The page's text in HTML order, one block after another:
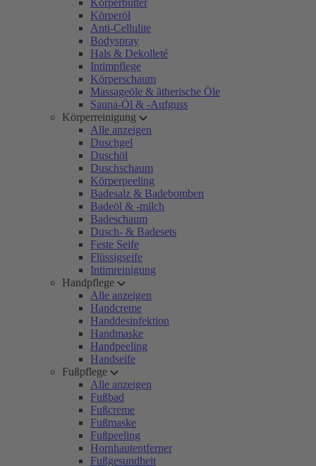
Körperbutter
Körperöl
Anti-Cellulite
Bodyspray
Hals & Dekolleté
Intimpflege
Körperschaum
Massageöle & ätherische Öle
Sauna-Öl & -Aufguss
Körperreinigung
Alle anzeigen
Duschgel
Duschöl
Duschschaum
Körperpeeling
Badesalz & Badebomben
Badeöl & -milch
Badeschaum
Dusch- & Badesets
Feste Seife
Flüssigseife
Intimreinigung
Handpflege
Alle anzeigen
Handcreme
Handdesinfektion
Handmaske
Handpeeling
Handseife
Fußpflege
Alle anzeigen
Fußbad
Fußcreme
Fußmaske
Fußpeeling
Hornhautentferner
Fußgesundheit